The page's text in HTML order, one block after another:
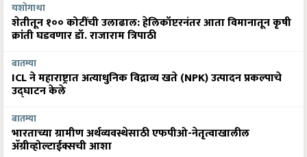
यशोगाथा
शेतीतून १०० कोटींची उलाढाल: हेलिकॉप्टरनंतर आता विमानातून कृषी
क्रांती घडवणार डॉ. राजाराम त्रिपाठी
बातम्या
ICL ने महाराष्ट्रात अत्याधुनिक विद्राव्य खते (NPK) उत्पादन प्रकल्पाचे
उद्घाटन केले
बातम्या
भारताच्या ग्रामीण अर्थव्यवस्थेसाठी एफपीओ-नेतृत्वाखालील
अ‍ॅग्रीव्होल्टाईक्सची आशा